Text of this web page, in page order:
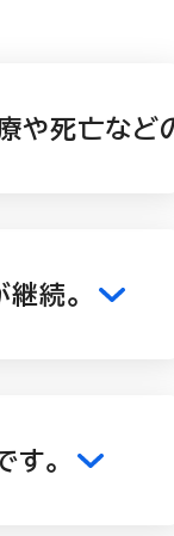
や死亡など
続。
す。